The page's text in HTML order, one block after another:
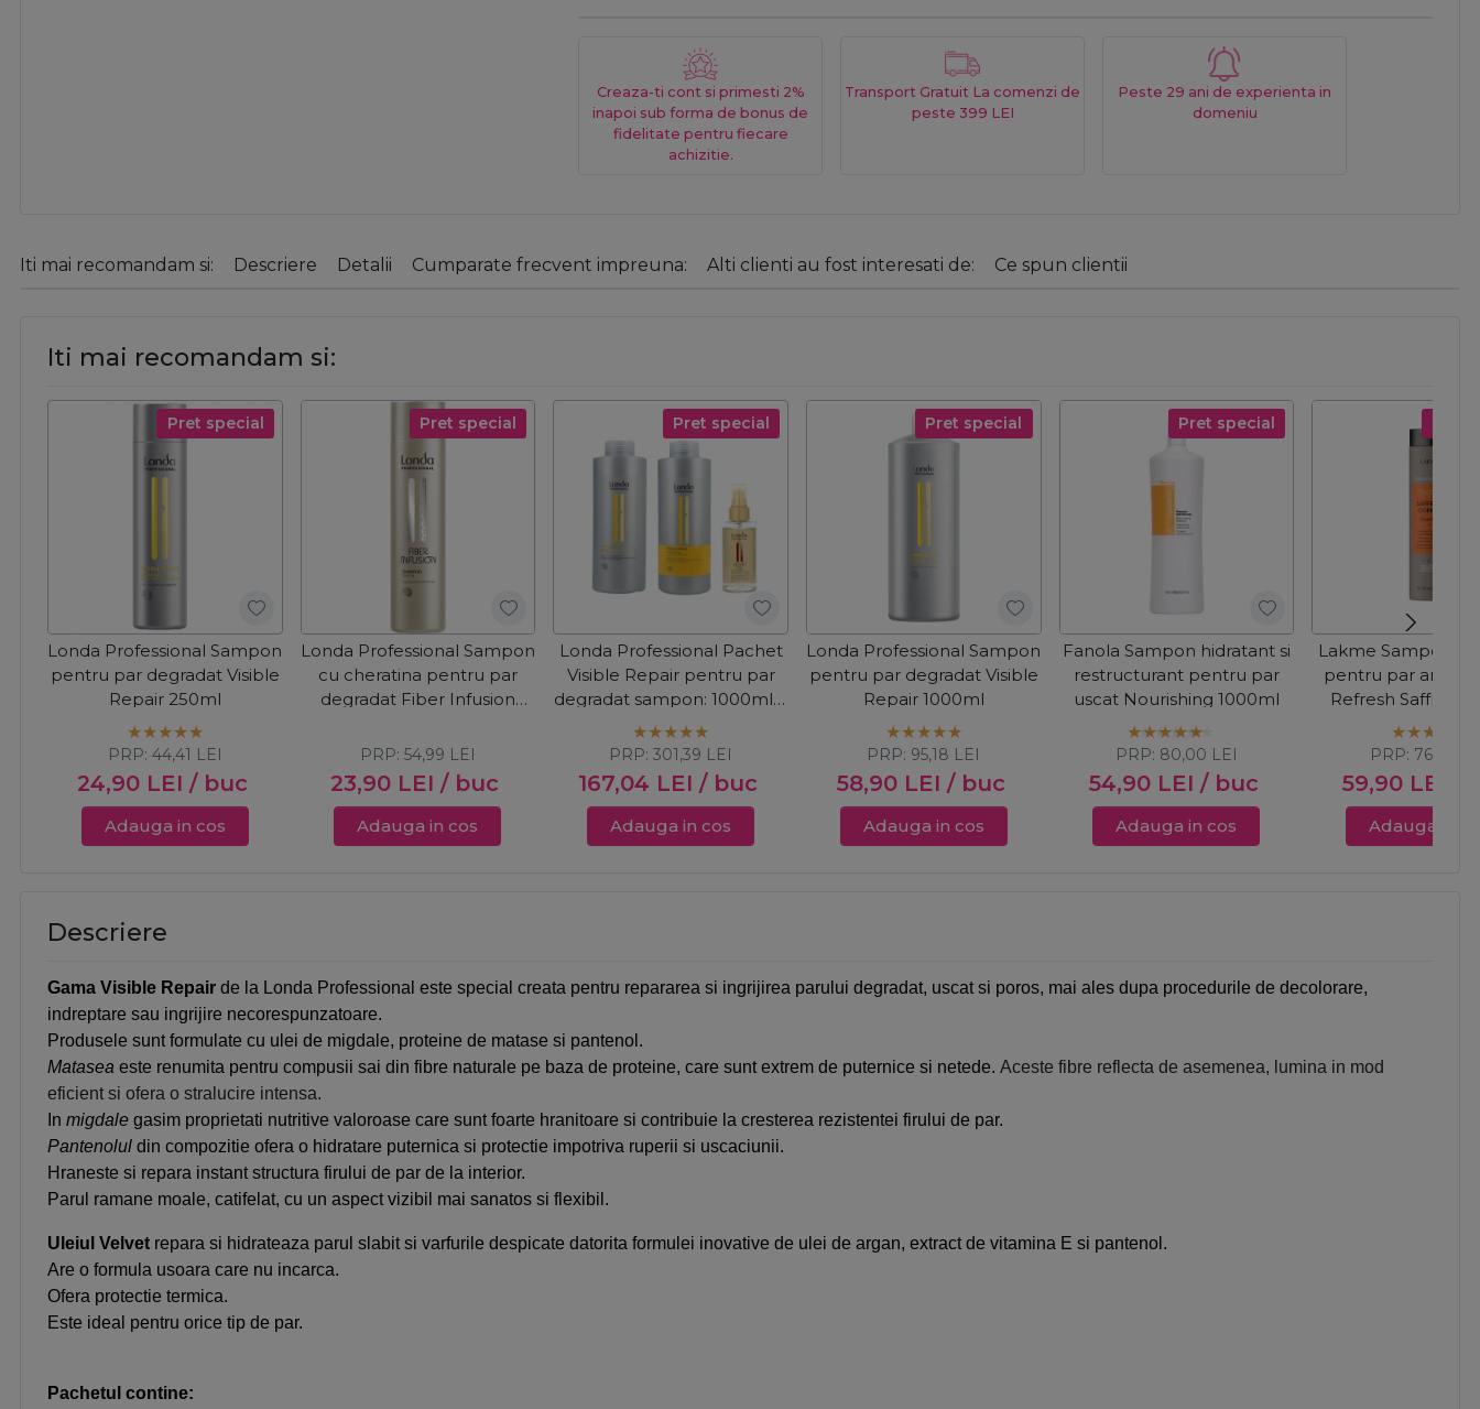
Creaza-ti cont si primesti 2%
inapoi sub forma de bonus de
fidelitate pentru fiecare
achizitie.
Transport Gratuit La comenzi de
peste 399 LEI
Peste 29 ani de experienta in
domeniu
Iti mai recomandam si: Descriere Detalii Cumparate frecvent impreuna: Alti clienti au fost interesati de: Ce spun clientii
Iti mai recomandam si:
Pret special
Londa Professional Sampon
pentru par degradat Visible
Repair 250ml
24,90 LEI / buc
PRP: 44,41 LEI
Adauga in cos
Pret special
Londa Professional Sampon
cu cheratina pentru par
degradat Fiber Infusion
23,90 LEI / buc
PRP: 54,99 LEI
Adauga in cos
Pret special
Londa Professional Pachet
Visible Repair pentru par
degradat sampon: 1000ml +
balsam 1000ml + ulei Velvet
Oil 100ml
167,04 LEI / buc
PRP:301,39 LEI
Adauga in cos
Pret special
Londa Professional Sampon
pentru par degradat Visible
Repair 1000ml
58,90 LEI / buc
PRP: 95,18 LEI
Adauga in cos
Pret special
Fanola Sampon hidratant si
restructurant pentru par
uscat Nourishing 1000ml
54,90 LEI / buc
PRP: 80,00 LEI
Adauga in cos
Lakme Sampon
pentru par aramiu
Refresh Saffron
300ml
59,90 LEI
PRP: 76,00
Adauga in
Descriere
Gama Visible Repair de la Londa Professional este special creata pentru repararea si ingrijirea parului degradat, uscat si poros, mai ales dupa procedurile de decolorare,
indreptare sau ingrijire necorespunzatoare.
Produsele sunt formulate cu ulei de migdale, proteine de matase si pantenol.
Matasea este renumita pentru compusii sai din fibre naturale pe baza de proteine, care sunt extrem de puternice si netede. Aceste fibre reflecta de asemenea, lumina in mod
eficient si ofera o stralucire intensa.
In migdale gasim proprietati nutritive valoroase care sunt foarte hranitoare si contribuie la cresterea rezistentei firului de par.
Pantenolul din compozitie ofera o hidratare puternica si protectie impotriva ruperii si uscaciunii.
Hraneste si repara instant structura firului de par de la interior.
Parul ramane moale, catifelat, cu un aspect vizibil mai sanatos si flexibil.
Uleiul Velvet repara si hidrateaza parul slabit si varfurile despicate datorita formulei inovative de ulei de argan, extract de vitamina E si pantenol.
Are o formula usoara care nu incarca.
Ofera protectie termica.
Este ideal pentru orice tip de par.
Pachetul contine: